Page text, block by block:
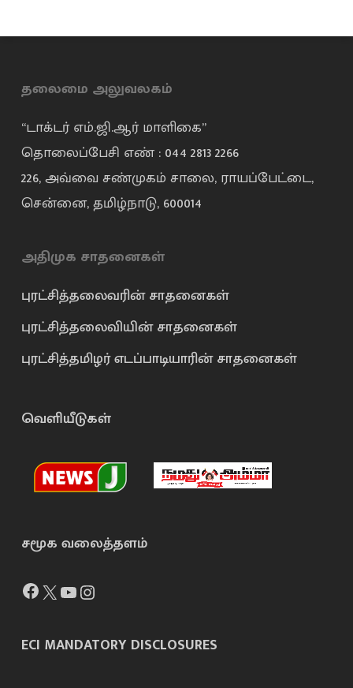
தலைமை அலுவலகம்
“டாக்டர் எம்.ஜி.ஆர் மாளிகை”
தொலைப்பேசி எண் : 044 2813 2266
226, அவ்வை சண்முகம் சாலை, ராயப்பேட்டை,
சென்னை, தமிழ்நாடு, 600014
அதிமுக சாதனைகள்
புரட்சித்தலைவரின் சாதனைகள்
புரட்சித்தலைவியின் சாதனைகள்
புரட்சித்தமிழர் எடப்பாடியாரின் சாதனைகள்
வெளியீடுகள்
சமூக வலைத்தளம்
Facebook
X YouTube
ECI MANDATORY DISCLOSURES